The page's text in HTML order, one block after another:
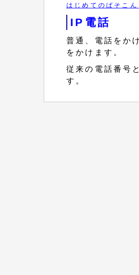
はじめてのぱそこ
IP電話
普通、電話をか
をかけます。
従来の電話番号
す。